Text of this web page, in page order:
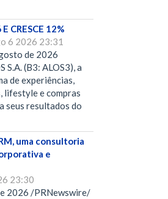
CRESCE 12%
6 2026 23:31
de 2026
(B3: ALOS3), a
de experiências,
lifestyle e compras
seus resultados do
uma consultoria
e
23:30
2026 /PRNewswire/